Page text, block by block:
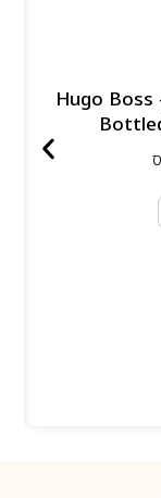
הוגו בוס בוטלד ביונד לאישה אדפ – Hugo Boss